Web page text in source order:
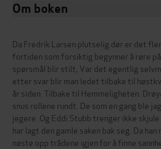
Om boken
Da Fredrik Larsen plutselig dør er det
fortiden som forsiktig begynner å røre
spørsmål blir stilt; Var det egentlig
etter svar blir man ledet tilbake til
år siden. Tilbake til Hemmeligheten.
snus rollene rundt. De som en gang ble
jegere. Og Eddi Stubb trenger ikke
har lagt den gamle saken bak seg. Da han
nøste opp trådene igjen for å finne